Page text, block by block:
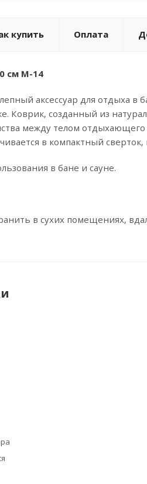
купить Оплата
см М-14
аксессуар для отдыха
Коврик, созданный из
между телом отдыхающего
в компактный
в бане и сауне.
в сухих помещениях,